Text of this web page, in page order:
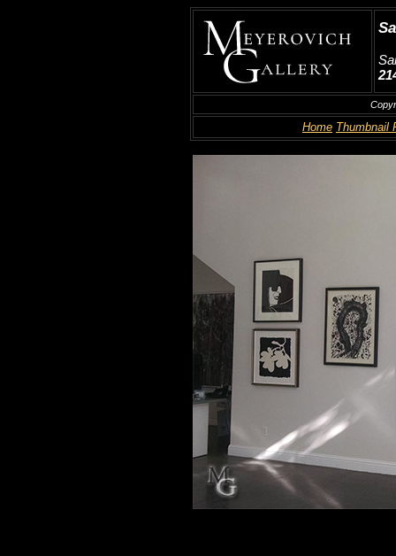
Home Thumbnail